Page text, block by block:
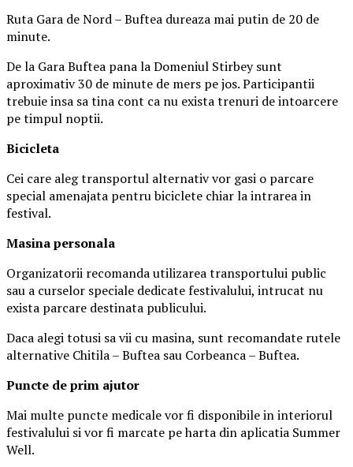
Ruta Gara de Nord – Buftea dureaza mai putin de 20 de
minute.
De la Gara Buftea pana la Domeniul Stirbey sunt
aproximativ 30 de minute de mers pe jos. Participantii
trebuie insa sa tina cont ca nu exista trenuri de intoarcere
pe timpul noptii.
Bicicleta
Cei care aleg transportul alternativ vor gasi o parcare
special amenajata pentru biciclete chiar la intrarea in
festival.
Masinapersonala
Organizatorii recomanda utilizarea transportului public
sau a curselor speciale dedicate festivalului, intrucat nu
exista parcare destinata publicului.
Daca alegi totusi sa vii cu masina, sunt recomandate rutele
alternative Chitila – Buftea sau Corbeanca – Buftea.
Puncte de prim ajutor
Mai multe puncte medicale vor fi disponibile in interiorul
festivalului si vor fi marcate pe harta din aplicatia Summer
Well.